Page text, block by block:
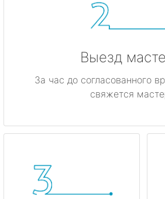
Выезд
За час до согласованного
свяжется